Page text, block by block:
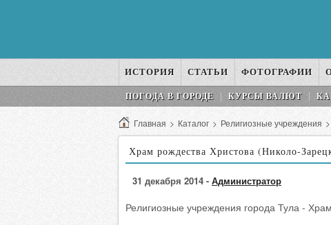
ИСТОРИЯ СТАТЬИ ФОТОГРАФИИ
ПОГОДА В ГОРОДЕ КУРСЫ ВАЛЮТ
Главная > Каталог > Религиозные учреждения >
Храм рождества Христова (Николо-
31 декабря 2014 - Администратор
Религиозные учреждения города Тула -